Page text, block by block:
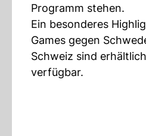
Programm stehen.
Ein besonderes
Games gegen
Schweiz sind
verfügbar.